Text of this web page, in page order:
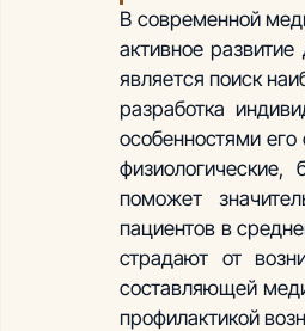
В современной
активное
является поиск
разработка
особенностями его
поможет
пациентов в
страдают от
составляющей
профилактикой